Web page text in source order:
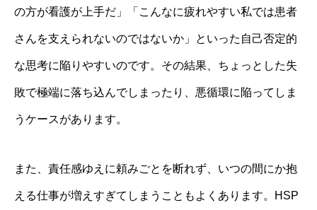
の方が看護が上手だ」「こんなに疲れやすい私では患者
さんを支えられないのではないか」といった自己否定的
な思考に陥りやすいのです。その結果、ちょっとした失
敗で極端に落ち込んでしまったり、悪循環に陥ってしま
うケースがあります。
また、責任感ゆえに頼みごとを断れず、いつの間にか抱
える仕事が増えすぎてしまうこともよくあります。HSP